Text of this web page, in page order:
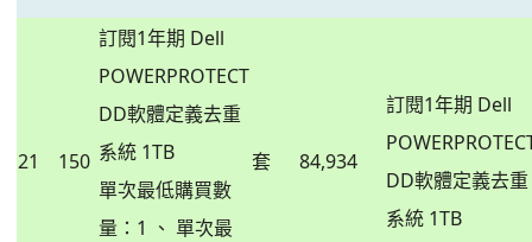
21 150
訂閱1年期 Dell
POWERPROTECT
DD軟體定義去重
系統 1TB
單次最低購買數
量：1 、 單次最
套 84,934
訂閱1年期 Dell
DD軟體定義去重
系統 1TB